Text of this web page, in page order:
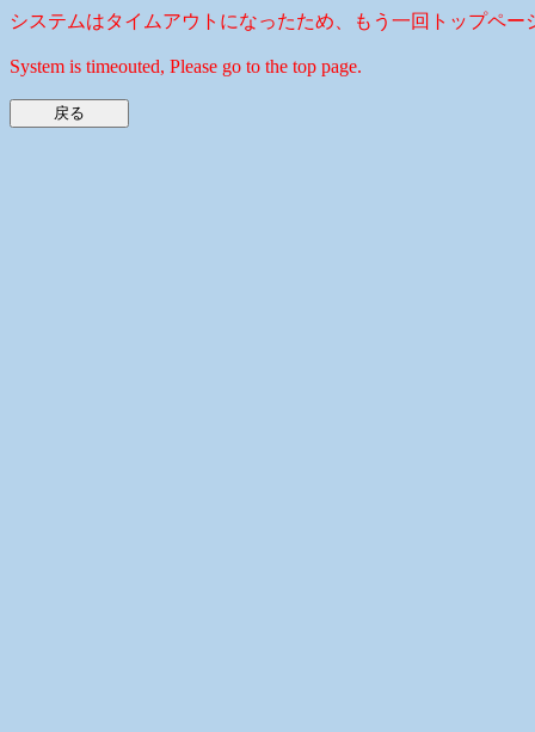
システムはタイムアウトになったため、もう一回トップペー
System is timeouted, Please go to the top page.